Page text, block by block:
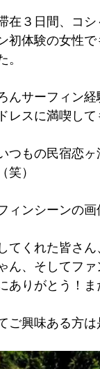
在３日間、コ
初体験の女性
。
んサーフィン
レスに満喫して
つもの民宿恋
笑）
ィンシーンの画
てくれた皆さ
ん、そしてフ
ありがとう！ま
ご興味ある方は